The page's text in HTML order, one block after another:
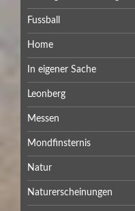
Fussball
Home
In eigener Sache
Leonberg
Messen
Mondfinsternis
Natur
Naturerscheinungen